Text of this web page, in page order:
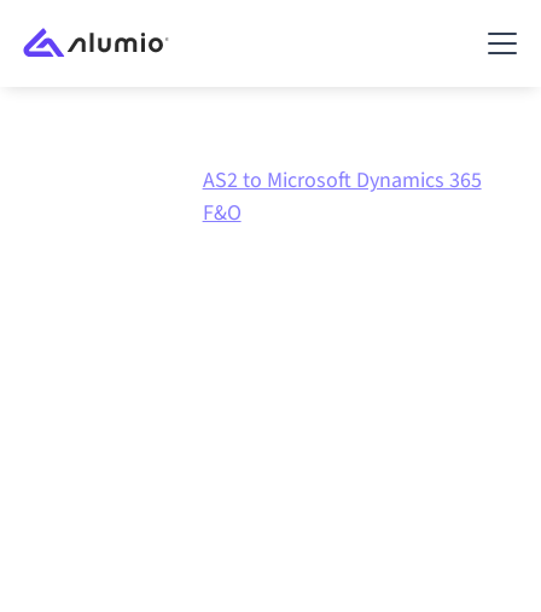
AS2 to Microsoft Dynamics 365
F&O